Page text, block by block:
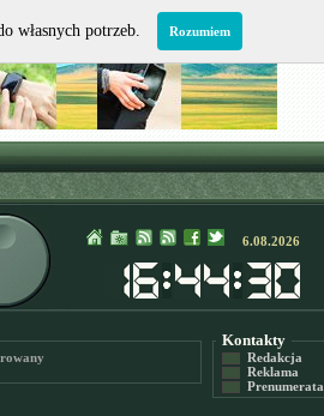
6.08.2026
Kontakty
Redakcja
Reklama
Prenumerata
własnych potrzeb. Rozumiem